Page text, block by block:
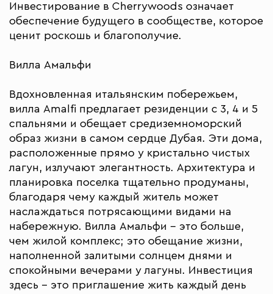
Инвестирование в Cherrywoods означает
обеспечение будущего в сообществе, которое
ценит роскошь и благополучие.
Вилла Амальфи
Вдохновленная итальянским побережьем,
вилла Amalfi предлагает резиденции с 3, 4 и 5
спальнями и обещает средиземноморский
образ жизни в самом сердце Дубая. Эти дома,
расположенные прямо у кристально чистых
лагун, излучают элегантность. Архитектура и
планировка поселка тщательно продуманы,
благодаря чему каждый житель может
наслаждаться потрясающими видами на
набережную. Вилла Амальфи – это больше,
чем жилой комплекс; это обещание жизни,
наполненной залитыми солнцем днями и
спокойными вечерами у лагуны. Инвестиция
здесь – это приглашение жить каждый день